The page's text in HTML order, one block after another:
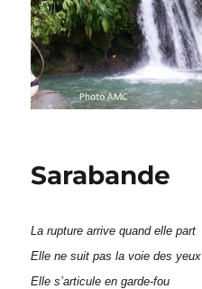
Sarabande
La rupture arrive quand elle part
Elle ne suit pas la voie des yeux
Elle s’articule en garde-fou